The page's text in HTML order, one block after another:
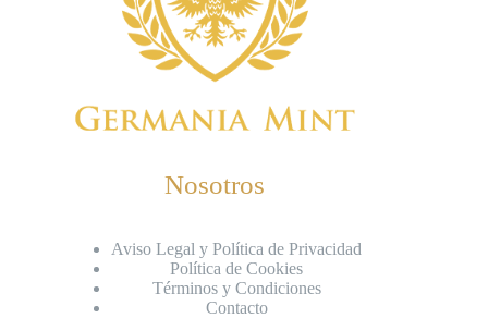
Nosotros
Aviso Legal y Política de Privacidad
Política de Cookies
Términos y Condiciones
Contacto